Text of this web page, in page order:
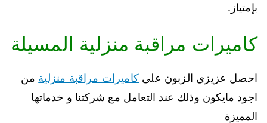
بإمتياز.
كاميرات مراقبة منزلية المسيلة
احصل عزيزي الزبون على كاميرات مراقبة منزلية من
اجود مايكون وذلك عند التعامل مع شركتنا و خدماتها
المميزة